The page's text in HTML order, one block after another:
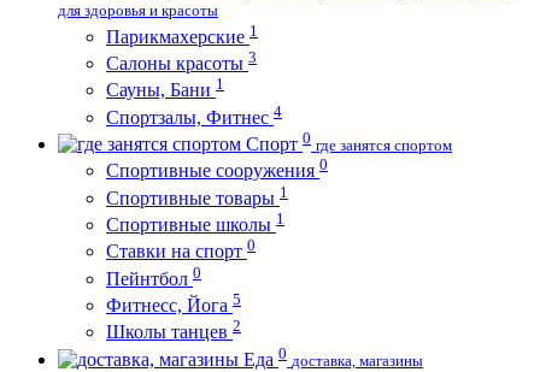
для здоровья и красоты
Парикмахерские 1
Салоны красоты 3
Сауны, Бани 1
Спортзалы, Фитнес 4
Спорт 0 где занятся спортом
Спортивные сооружения 0
Спортивные товары 1
Спортивные школы 1
Ставки на спорт 0
Пейнтбол 0
Фитнесс, Йога 5
Школы танцев 2
Еда 0 доставка, магазины